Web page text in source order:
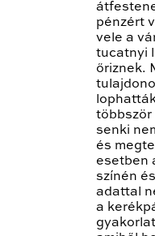
pénzért
vele a
tucatnyi
őriznek.
senki
és
esetben
színén
adattal
a